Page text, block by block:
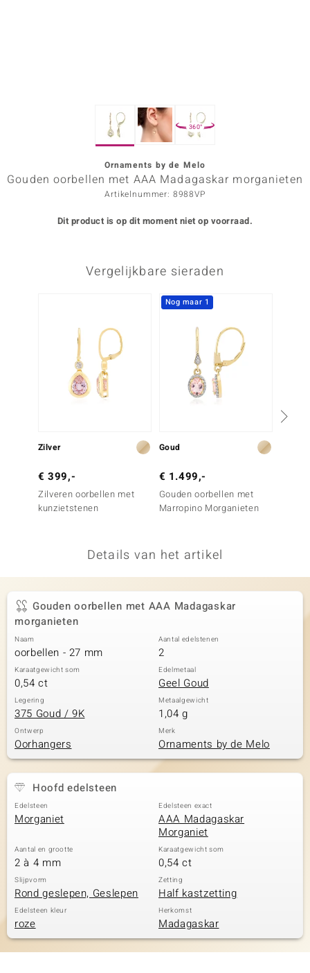
Collection
360°
Ornaments by de Melo
Gouden oorbellen met AAA Madagaskar morganieten
Artikelnummer: 8988VP
Dit product is op dit moment niet op voorraad.
Vergelijkbare sieraden
Zilver
€ 399,-
Zilveren oorbellen met
kunzietstenen
Nog maar 1
Goud
€ 1.499,-
Gouden oorbellen met
Marropino Morganieten
Details van het artikel
Gouden oorbellen met AAA Madagaskar
morganieten
Naam
oorbellen - 27 mm
Aantal edelstenen
2
Karaatgewicht som
0,54 ct
Edelmetaal
Geel Goud
Legering
375 Goud / 9K
Metaalgewicht
1,04 g
Ontwerp
Oorhangers
Merk
Ornaments by de Melo
Hoofd edelsteen
Edelsteen
Morganiet
Edelsteen exact
AAA Madagaskar
Morganiet
Aantal en grootte
2 à 4 mm
Karaatgewicht som
0,54 ct
Slijpvorm
Rond geslepen, Geslepen
Zetting
Half kastzetting
Edelsteen kleur
roze
Herkomst
Madagaskar